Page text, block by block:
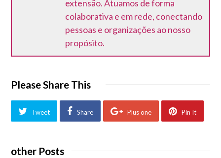
extensão. Atuamos de forma
colaborativa e em rede, conectando
pessoas e organizações ao nosso
propósito.
Please Share This
Tweet Share Plus one Pin It
other Posts